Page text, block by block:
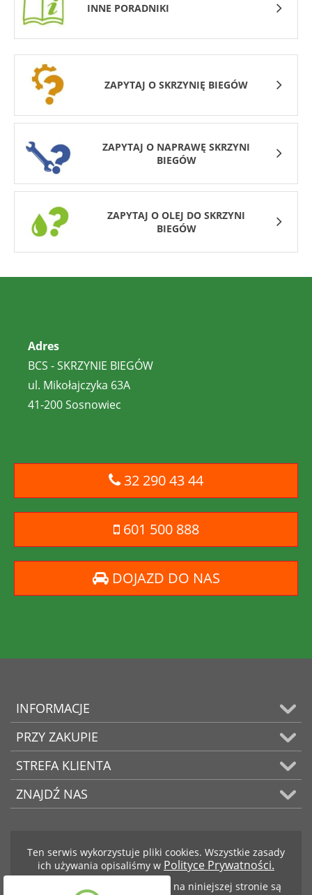
INNE PORADNIKI
ZAPYTAJ O SKRZYNIĘ BIEGÓW
ZAPYTAJ O NAPRAWĘ SKRZYNI
BIEGÓW
ZAPYTAJ O OLEJ DO SKRZYNI
BIEGÓW
Adres
BCS - SKRZYNIE BIEGÓW
ul. Mikołajczyka 63A
41-200 Sosnowiec
32 290 43 44
601 500 888
DOJAZD DO NAS
INFORMACJE
PRZY ZAKUPIE
STREFA KLIENTA
ZNAJDŹ NAS
Ten serwis wykorzystuje pliki cookies. Wszystkie zasady
ich używania opisaliśmy w Polityce Prywatności.
Teksty i zdjęcia znajdujące się na niniejszej stronie są